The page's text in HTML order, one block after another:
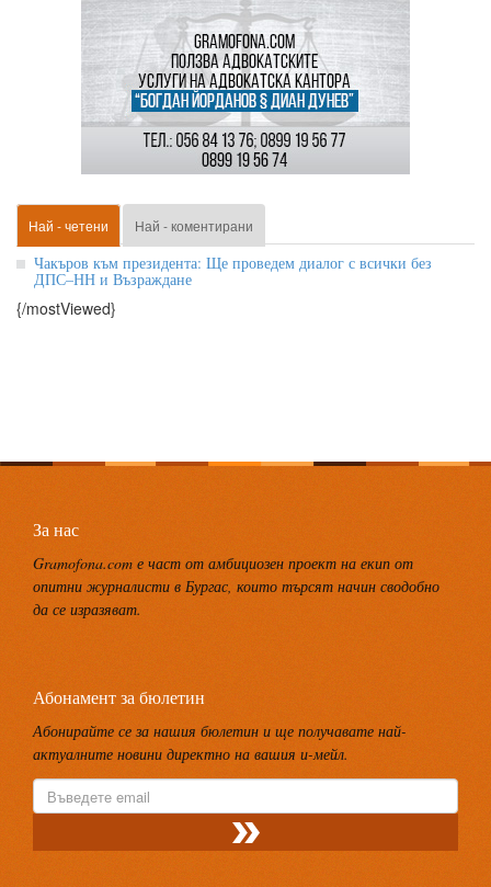
Най - четени Най - коментирани
Чакъров към президента: Ще проведем диалог с всички без
ДПС–НН и Възраждане
{/mostViewed}
За нас
Gramofona.com е част от амбициозен проект на екип от
опитни журналисти в Бургас, които търсят начин сводобно
да се изразяват.
Абонамент за бюлетин
Абонирайте се за нашия бюлетин и ще получавате най-
актуалните новини директно на вашия и-мейл.